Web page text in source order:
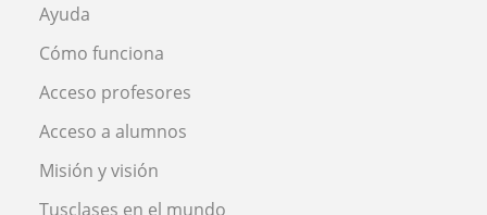
Ayuda
Cómo funciona
Acceso profesores
Acceso a alumnos
Misión y visión
Tusclases en el mundo